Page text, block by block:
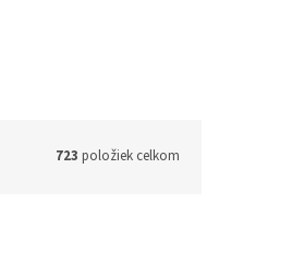
723 položiek celkom